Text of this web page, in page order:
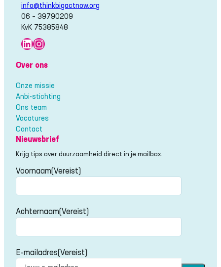
info@thinkbigactnow.org
06 – 39790209
KvK 75385848
LinkedIn
Instagram
Over ons
Onze missie
Anbi-stichting
Ons team
Vacatures
Contact
Nieuwsbrief
Krijg tips over duurzaamheid direct in je mailbox.
Voornaam(Vereist)
Achternaam(Vereist)
E-mailadres(Vereist)